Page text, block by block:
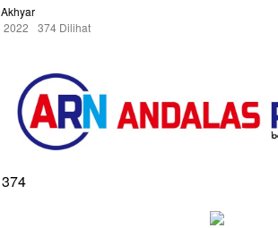
2022
374 Dilihat
374